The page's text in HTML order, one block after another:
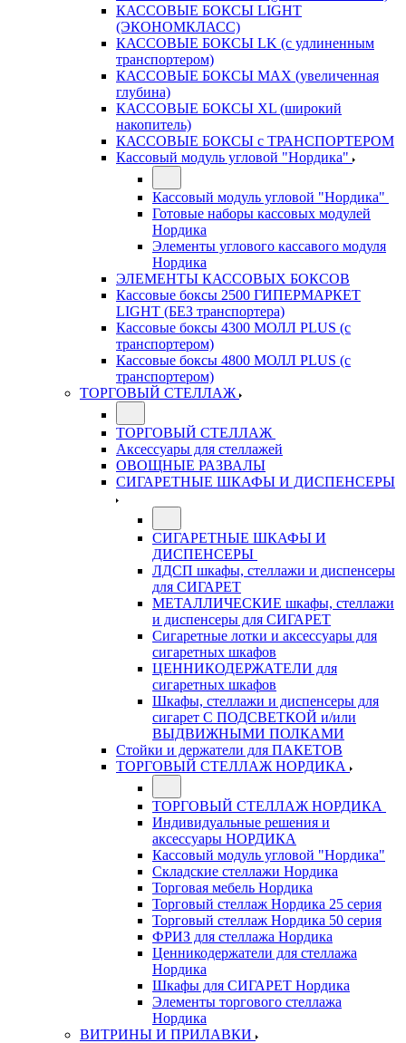
КАССОВЫЕ БОКСЫ LIGHT
(ЭКОНОМКЛАСС)
КАССОВЫЕ БОКСЫ LK (с удлиненным
транспортером)
КАССОВЫЕ БОКСЫ MAX (увеличенная
глубина)
КАССОВЫЕ БОКСЫ XL (широкий
накопитель)
КАССОВЫЕ БОКСЫ с ТРАНСПОРТЕРОМ
Кассовый модуль угловой "Нордика"
Кассовый модуль угловой "Нордика"
Готовые наборы кассовых модулей
Нордика
Элементы углового кассавого модуля
Нордика
ЭЛЕМЕНТЫ КАССОВЫХ БОКСОВ
Кассовые боксы 2500 ГИПЕРМАРКЕТ
LIGHT (БЕЗ транспортера)
Кассовые боксы 4300 МОЛЛ PLUS (с
транспортером)
Кассовые боксы 4800 МОЛЛ PLUS (с
транспортером)
ТОРГОВЫЙ СТЕЛЛАЖ
ТОРГОВЫЙ СТЕЛЛАЖ
Аксессуары для стеллажей
ОВОЩНЫЕ РАЗВАЛЫ
СИГАРЕТНЫЕ ШКАФЫ И ДИСПЕНСЕРЫ
СИГАРЕТНЫЕ ШКАФЫ И
ДИСПЕНСЕРЫ
ЛДСП шкафы, стеллажи и диспенсеры
для СИГАРЕТ
МЕТАЛЛИЧЕСКИЕ шкафы, стеллажи
и диспенсеры для СИГАРЕТ
Сигаретные лотки и аксессуары для
сигаретных шкафов
ЦЕННИКОДЕРЖАТЕЛИ для
сигаретных шкафов
Шкафы, стеллажи и диспенсеры для
сигарет С ПОДСВЕТКОЙ и/или
ВЫДВИЖНЫМИ ПОЛКАМИ
Стойки и держатели для ПАКЕТОВ
ТОРГОВЫЙ СТЕЛЛАЖ НОРДИКА
ТОРГОВЫЙ СТЕЛЛАЖ НОРДИКА
Индивидуальные решения и
аксессуары НОРДИКА
Кассовый модуль угловой "Нордика"
Складские стеллажи Нордика
Торговая мебель Нордика
Торговый стеллаж Нордика 25 серия
Торговый стеллаж Нордика 50 серия
ФРИЗ для стеллажа Нордика
Ценникодержатели для стеллажа
Нордика
Шкафы для СИГАРЕТ Нордика
Элементы торгового стеллажа
Нордика
ВИТРИНЫ И ПРИЛАВКИ